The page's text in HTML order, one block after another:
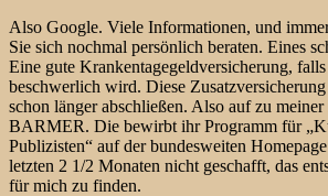
Also Google. Viele Informationen, und
Sie sich nochmal persönlich beraten. Eines
Eine gute Krankentagegeldversicherung,
beschwerlich wird. Diese
schon länger abschließen. Also auf zu
BARMER. Die bewirbt ihr Programm für
Publizisten“ auf der bundesweiten
letzten 2 1/2 Monaten nicht geschafft, das
für mich zu finden.